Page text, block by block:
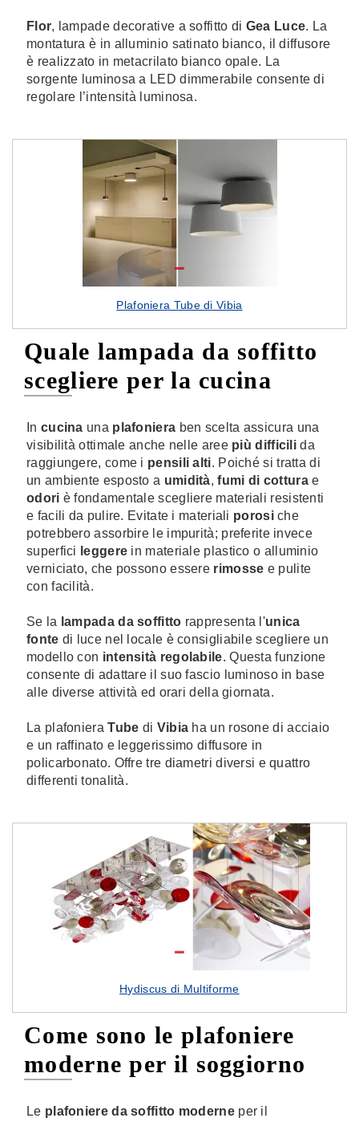
Flor, lampade decorative a soffitto di Gea Luce. La
montatura è in alluminio satinato bianco, il diffusore
è realizzato in metacrilato bianco opale. La
sorgente luminosa a LED dimmerabile consente di
regolare l’intensità luminosa.
Plafoniera Tube di Vibia
Quale lampada da soffitto
scegliere per la cucina
In cucina una plafoniera ben scelta assicura una
visibilità ottimale anche nelle aree più difficili da
raggiungere, come i pensili alti. Poiché si tratta di
un ambiente esposto a umidità,fumi di cotturae
odori è fondamentale scegliere materiali resistenti
e facili da pulire. Evitate i materiali porosiche
potrebbero assorbire le impurità; preferite invece
superfici leggere in materiale plastico o alluminio
verniciato, che possono essere rimosse e pulite
con facilità.
Se la lampada da soffitto rappresenta l'unica
fonte di luce nel locale è consigliabile scegliere un
modello con intensità regolabile. Questa funzione
consente di adattare il suo fascio luminoso in base
alle diverse attività ed orari della giornata.
La plafonieraTube di Vibia ha un rosone di acciaio
e un raffinato e leggerissimo diffusore in
policarbonato. Offre tre diametri diversi e quattro
differenti tonalità.
Hydiscus di Multiforme
Come sono le plafoniere
moderne per il soggiorno
Le plafoniere da soffitto moderneper il